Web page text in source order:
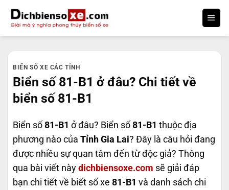
qua
nội
BIỂN SỐ XE CÁC TỈNH
Biển số 81-B1 ở đâu? Chi tiết về
biển số 81-B1
Biển số 81-B1 ở đâu? Biển số 81-B1 thuộc địa
phương nào của Tỉnh Gia Lai? Đây là câu hỏi đang
được nhiều sự quan tâm đến từ độc giả? Thông
qua bài viết này dichbiensoxe.com sẽ giải đáp
bạn chi tiết về biết số xe 81-B1 và danh sách chi